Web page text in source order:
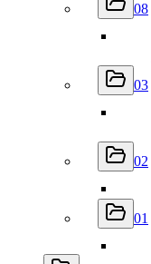
08
03
02
01